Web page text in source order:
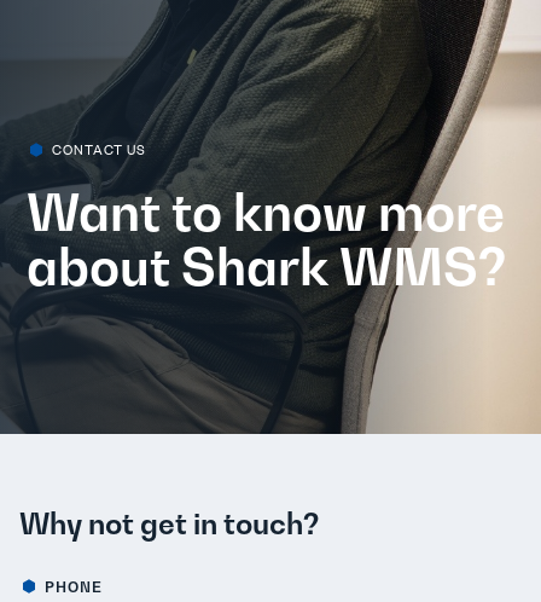
CONTACT US
Want to know more
about Shark WMS?
Why not get in touch?
PHONE